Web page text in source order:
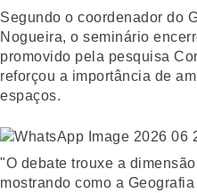
Segundo o coordenador do
Nogueira, o seminário
promovido pela pesquisa
reforçou a importância de
espaços.
"O debate trouxe a
mostrando como a